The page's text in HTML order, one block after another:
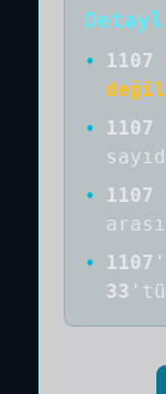
• 1107
•
1107
•
1107
•
1107
33